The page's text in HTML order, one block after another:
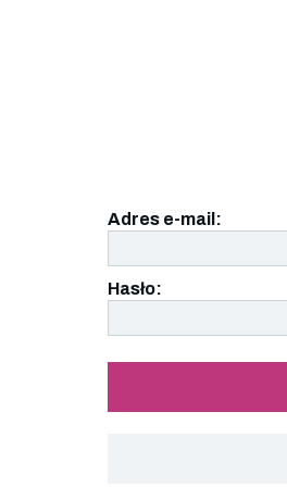
Adres e-mail:
Hasło: